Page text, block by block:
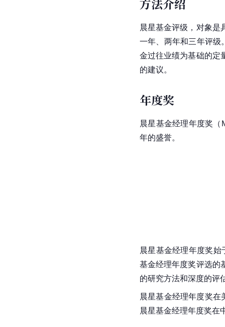
方法介绍
晨星基金评级，对象是
一年、两年和三年评级
金过往业绩为基础的定
的建议。
年度奖
晨星基金经理年度奖
年的盛誉。
晨星基金经理年度奖
基金经理年度奖评选的
的研究方法和深度的评
晨星基金经理年度奖在
晨星基金经理年度奖在